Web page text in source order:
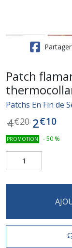
Partager
Patch
Patchs En Fin de
4€20 2€10
PROMOTION -50 %